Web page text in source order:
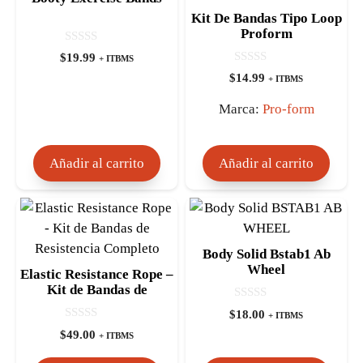
0
d
$19.99 + ITBMS
Añadir al carrito
Kit De Bandas Tipo Loop
Proform
0
d
5
$14.99 + ITBMS
Marca: Pro-form
Añadir al carrito
Elastic Resistance Rope –
Kit de Bandas de
0
d
$49.00 + ITBMS
Body Solid Bstab1 Ab
Wheel
0
d
$18.00 + ITBMS